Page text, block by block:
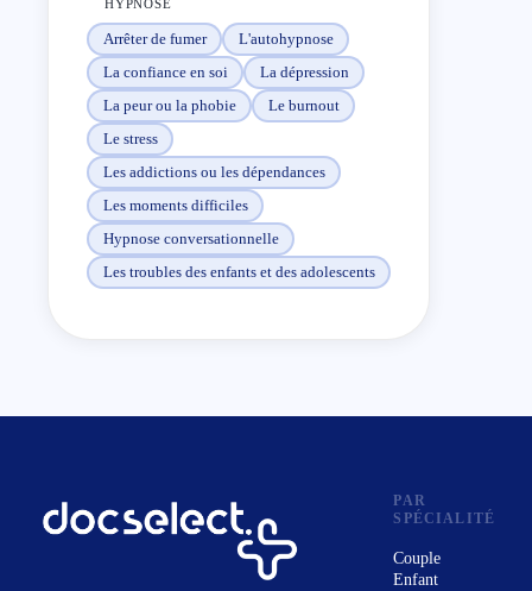
HYPNOSE
Arrêter de fumer
L'autohypnose
La confiance en soi
La dépression
La peur ou la phobie
Le burnout
Le stress
Les addictions ou les dépendances
Les moments difficiles
Hypnose conversationnelle
Les troubles des enfants et des adolescents
PAR
SPÉCIALITÉ
Couple
Enfant